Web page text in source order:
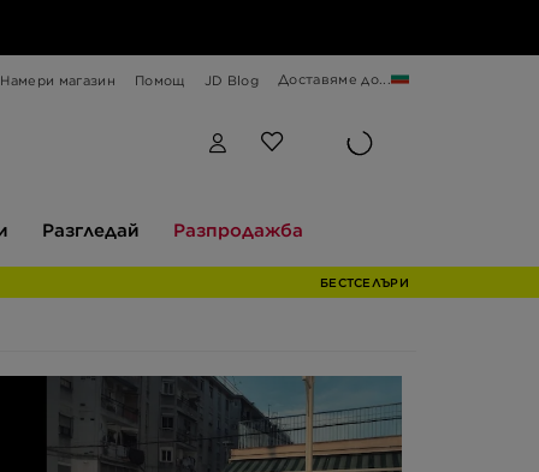
Намери магазин Помощ JD Blog Доставяме до...
Разгледай Разпродажба
БЕСТСЕЛЪРИ